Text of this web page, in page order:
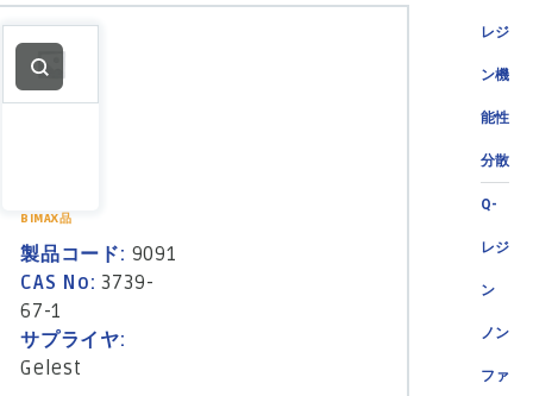
レジ
ン機
能性
分散
Q-
レジ
ン
ノン
ファ
BIMAX品
製品コード: 9091
CAS No:3739-
67-1
サプライヤ:
Gelest